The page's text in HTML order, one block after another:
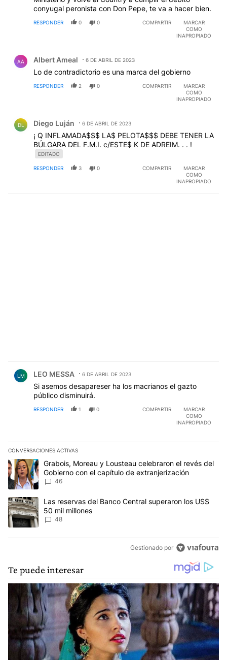
conyugal peronista con Don Pepe, te va a hacer bien.
RESPONDER 0 0 COMPARTIR
MARCAR
COMO
INAPROPIADO
AA Albert Ameal 6 DE ABRIL DE 2023
Lo de contradictorio es una marca del gobierno
RESPONDER 2 0 COMPARTIR
MARCAR
COMO
INAPROPIADO
DL Diego Luján 6 DE ABRIL DE 2023
¡ Q INFLAMADA$$$ LA$ PELOTA$$$ DEBE TENER LA
BÚLGARA DEL F.M.I. c/ESTE$ K DE ADREIM. . . !
EDITADO
RESPONDER 3 0 COMPARTIR
MARCAR
COMO
INAPROPIADO
LM LEO MESSA 6 DE ABRIL DE 2023
Si asemos desapareser ha los macrianos el gazto
público disminuirá.
RESPONDER 1 0 COMPARTIR
MARCAR
COMO
INAPROPIADO
CONVERSACIONES ACTIVAS
Este listado muestra los artículos con más comentarios en los
Un artículo de tendencia con el título "Grabois, Moreau y
Grabois, Moreau y Lousteau celebraron el revés del
Gobierno con el capítulo de extranjerización
46
Un artículo de tendencia con el título "Las reservas del Banco
Las reservas del Banco Central superaron los US$
50 mil millones
48
Gestionado por